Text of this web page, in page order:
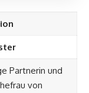
Partnerin und
von